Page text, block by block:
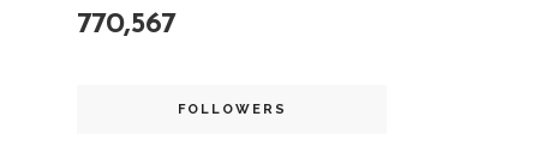
770,567
FOLLOWERS